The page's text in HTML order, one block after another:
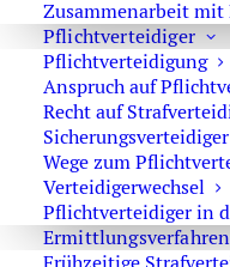
Zusammenarbeit
Pflichtverteidiger
Pflichtverteidigung
Anspruch auf
Recht auf
Sicherungsverteidiger
Wege zum
Verteidigerwechsel
Pflichtverteidiger in
Ermittlungsverfahren
Revision eingelegt
beachten ist auch,
zwar selbst
Anwaltszwang zur
besteht. Auch
Frage, ob mit der
erreichen ist. Eine
erfolgreichen
Auf den jeweils